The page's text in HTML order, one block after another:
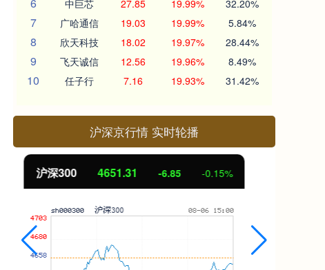
中巨芯 27.85 19.99% 32.20%
7 广哈通信 19.03 19.99% 5.84%
8 欣天科技 18.02 19.97% 28.44%
9 飞天诚信 12.56 19.96% 8.49%
10 任子行 7.16 19.93% 31.42%
沪深京行情 实时轮播
北证50 1122.88 3.42 0.30%